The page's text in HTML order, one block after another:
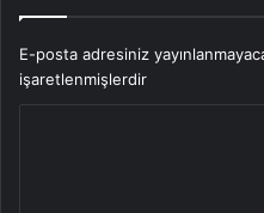
E-posta adresiniz
işaretlenmişlerdir